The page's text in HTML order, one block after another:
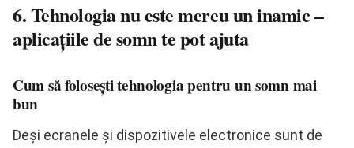
6. Tehnologia nu este mereu un inamic –
aplicațiile de somn te pot ajuta
Cum să folosești tehnologia pentru un somn mai
bun
Deși ecranele și dispozitivele electronice sunt de